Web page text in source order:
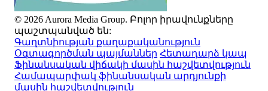
© 2026 Aurora Media Group. Բոլոր իրավունքները
պաշտպանված են:
Գաղտնիության քաղաքականություն
Օգտագործման պայմաններ Հետադարձ կապ
Ֆինանսական վիճակի մասին հաշվետվություն
Համապարփակ ֆինանսական արդյունքի
մասին հաշվետվություն